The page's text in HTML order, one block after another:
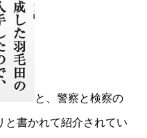
と、警察と検察の
と書かれて紹介されてい